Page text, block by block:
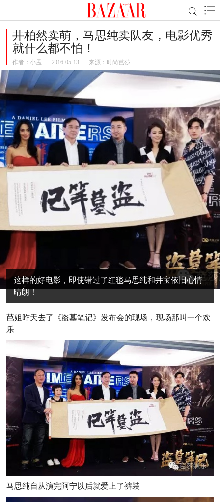
井柏然卖萌，马思纯卖队友，电影优秀
就什么都不怕！
作者： 小孟 2016-05-13 来源：时尚芭莎
这样的好电影，即使错过了红毯马思纯和井宝依旧心情
晴朗！
芭姐昨天去了《盗墓笔记》发布会的现场，现场那叫一个欢
乐
马思纯自从演完阿宁以后就爱上了裤装